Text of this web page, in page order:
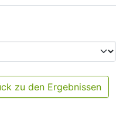
zu den Ergebnissen